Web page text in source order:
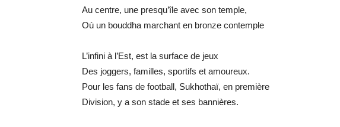
Au centre, une presqu’île avec son temple,
Où un bouddha marchant en bronze contemple
L’infini à l’Est, est la surface de jeux
Des joggers, familles, sportifs et amoureux.
Pour les fans de football, Sukhothaï, en première
Division, y a son stade et ses bannières.